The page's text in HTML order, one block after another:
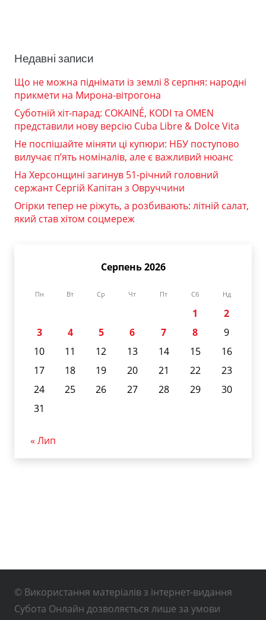
Недавні записи
Що не можна піднімати із землі 8 серпня: народні
прикмети на Мирона-вітрогона
Суботній хіт-парад: COKAINÉ, KODI та OMEN
представили нову версію Cuba Libre & Dolce Vita
Не поспішайте міняти ці купюри: НБУ поступово
вилучає п’ять номіналів, але є важливий нюанс
На Херсонщині загинув 51-річний головний
сержант Сергій Капітан з Овруччини
Огірки тепер не ріжуть, а розбивають: літній салат,
який став хітом соцмереж
Серпень 2026
Пн Вт Ср Чт Пт Сб Нд
1
2
3
4 5 6 7 8
9
10
11 12 13 14 15
16
17
18 19 20 21 22
23
24
25 26 27 28 29
30
31
« Лип
© Використання матеріалів з інтернет-видання
Субота Онлайн дозволяється лише за умови